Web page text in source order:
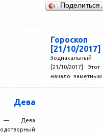
[21/10/2017]
[21/10/2017]
начало
Однако
— Дева